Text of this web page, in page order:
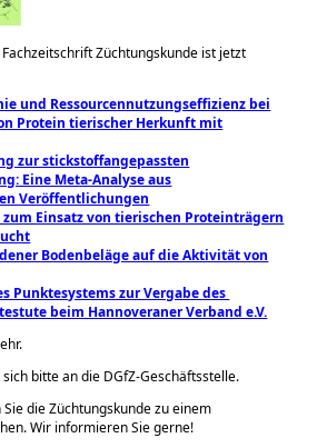
Züchtungskunde ist jetzt
und Ressourcennutzungseffizienz bei
Protein tierischer Herkunft mit
zur stickstoffangepassten
Eine Meta-Analyse aus
Veröffentlichungen
Einsatz von tierischen Proteinträgern
Bodenbeläge auf die Aktivität von
Punktesystems zur Vergabe des
beim Hannoveraner Verband e.V.
bitte an die DGfZ-Geschäftsstelle.
die Züchtungskunde zu einem
Wir informieren Sie gerne!